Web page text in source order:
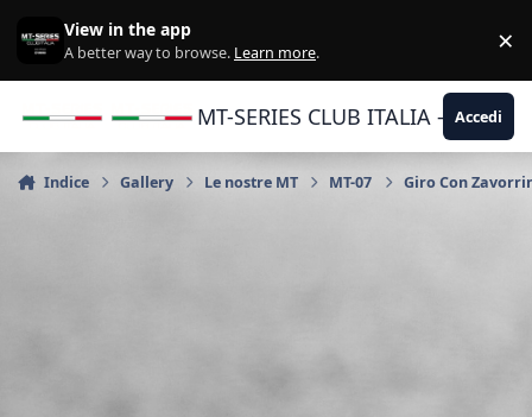
View in the app
A better way to browse. Learn more. ×
MT-SERIES CLUB ITALIA -Accedi
Indice Gallery Le nostre MT MT-07 Giro Con